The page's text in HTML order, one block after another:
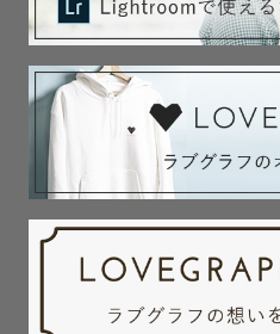
-------------🌿対応エリア・交
宮城県仙台市を拠点に、岩手
を中心に活動しております。
でもお伺いいたします🚗
⚠️ 仙台市から往復3,000円を
費のご負担をお願いする場合
ては駐車場代・施設入場料等
ますので、予めご了承くださ
-------------🌿スケジュール